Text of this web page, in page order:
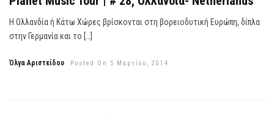
Η Ολλανδία ή Κάτω Χώρες βρίσκονται στη βορειοδυτική Ευρώπη, δίπλα
στην Γερμανία και το […]
Όλγα Αριστείδου Posted On 5 Μαρτίου, 2014